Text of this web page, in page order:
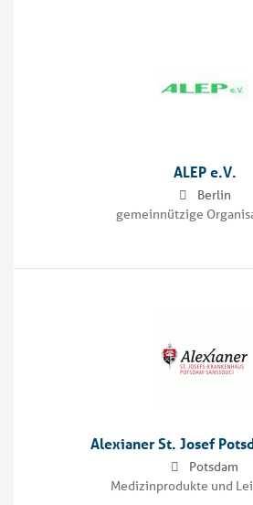
ALEP e.V.
Berlin
gemeinnützige
Alexianer St. Josef
Potsdam
Medizinprodukte und